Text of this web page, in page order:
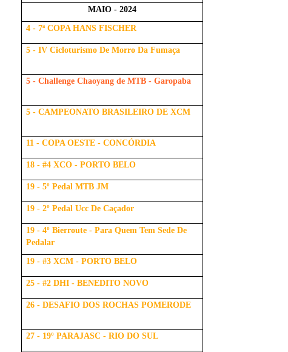
MAIO - 2024
4 - 7ª COPA HANS FISCHER
5 - IV Cicloturismo De Morro Da Fumaça
5 - Challenge Chaoyang de MTB - Garopaba
5 - CAMPEONATO BRASILEIRO DE XCM
11 - COPA OESTE - CONCÓRDIA
18 - #4 XCO - PORTO BELO
19 - 5º Pedal MTB JM
19 - 2º Pedal Ucc De Caçador
19 - 4º Bierroute - Para Quem Tem Sede De
Pedalar
19 - #3 XCM - PORTO BELO
25 - #2 DHI - BENEDITO NOVO
26 - DESAFIO DOS ROCHAS POMERODE
27 - 19º PARAJASC - RIO DO SUL